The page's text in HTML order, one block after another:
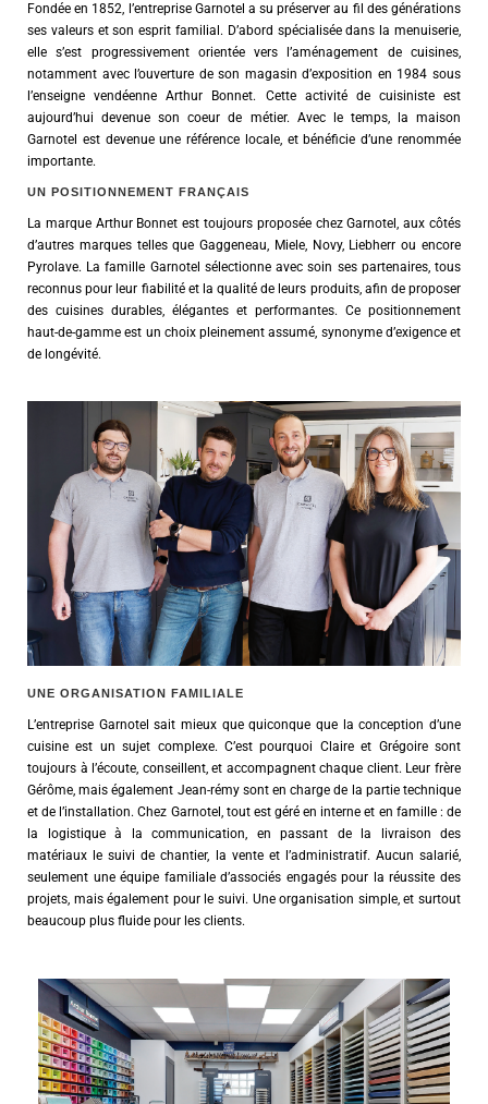
Fondée en 1852, l’entreprise Garnotel a su préserver au fil des générations
ses valeurs et son esprit familial. D’abord spécialisée dans la menuiserie,
elle s’est progressivement orientée vers l’aménagement de cuisines,
notamment avec l’ouverture de son magasin d’exposition en 1984 sous
l’enseigne vendéenne Arthur Bonnet. Cette activité de cuisiniste est
aujourd’hui devenue son coeur de métier. Avec le temps, la maison
Garnotel est devenue une référence locale, et bénéficie d’une renommée
importante.
UN POSITIONNEMENT FRANÇAIS
La marque Arthur Bonnet est toujours proposée chez Garnotel, aux côtés
d’autres marques telles que Gaggeneau, Miele, Novy, Liebherr ou encore
Pyrolave. La famille Garnotel sélectionne avec soin ses partenaires, tous
reconnus pour leur fiabilité et la qualité de leurs produits, afin de proposer
des cuisines durables, élégantes et performantes. Ce positionnement
haut-de-gamme est un choix pleinement assumé, synonyme d’exigence et
de longévité.
UNE ORGANISATION FAMILIALE
L’entreprise Garnotel sait mieux que quiconque que la conception d’une
cuisine est un sujet complexe. C’est pourquoi Claire et Grégoire sont
toujours à l’écoute, conseillent, et accompagnent chaque client. Leur frère
Gérôme, mais également Jean-rémy sont en charge de la partie technique
et de l’installation. Chez Garnotel, tout est géré en interne et en famille : de
la logistique à la communication, en passant de la livraison des
matériaux le suivi de chantier, la vente et l’administratif. Aucun salarié,
seulement une équipe familiale d’associés engagés pour la réussite des
projets, mais également pour le suivi. Une organisation simple, et surtout
beaucoup plus fluide pour les clients.